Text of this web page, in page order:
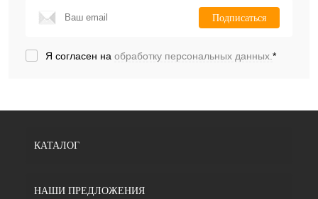
Подписаться
Я согласен на обработку персональных данных.*
КАТАЛОГ
НАШИ ПРЕДЛОЖЕНИЯ